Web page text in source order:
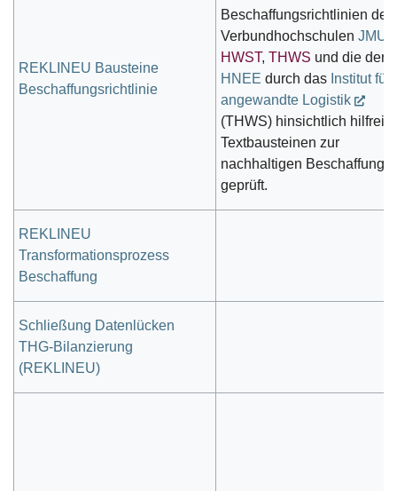
REKLINEU Bausteine
Beschaffungsrichtlinie
Beschaffungsrichtlinien der
Verbundhochschulen JMU
HWST, THWS und die der
HNEE durch das Institut für
angewandte Logistik
(THWS) hinsichtlich
Textbausteinen zur
nachhaltigen Beschaffung
geprüft.
REKLINEU
Transformationsprozess
Beschaffung
Schließung Datenlücken
THG-Bilanzierung
(REKLINEU)